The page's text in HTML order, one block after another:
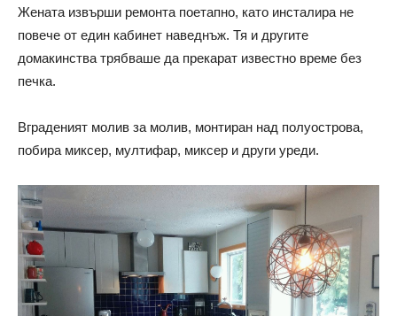
Жената извърши ремонта поетапно, като инсталира не
повече от един кабинет наведнъж. Тя и другите
домакинства трябваше да прекарат известно време без
печка.
Вграденият молив за молив, монтиран над полуострова,
побира миксер, мултифар, миксер и други уреди.